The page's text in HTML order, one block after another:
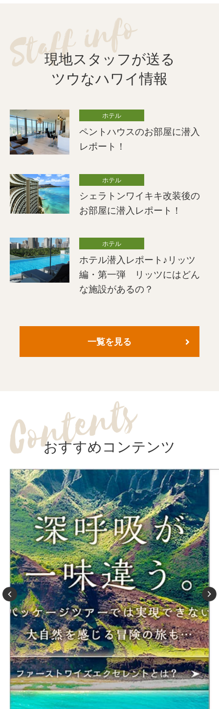
現地スタッフが送る
ツウなハワイ情報
ホテル
ペントハウスのお部屋に潜入
レポート！
ホテル
シェラトンワイキキ改装後の
お部屋に潜入レポート！
ホテル
ホテル潜入レポート♪リッツ
編・第一弾 リッツにはどん
な施設があるの？
一覧を見る
おすすめコンテンツ